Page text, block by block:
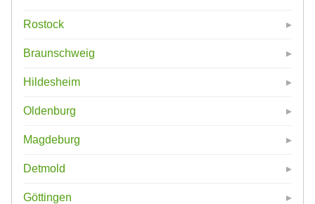
Rostock
Braunschweig
Hildesheim
Oldenburg
Magdeburg
Detmold
Göttingen